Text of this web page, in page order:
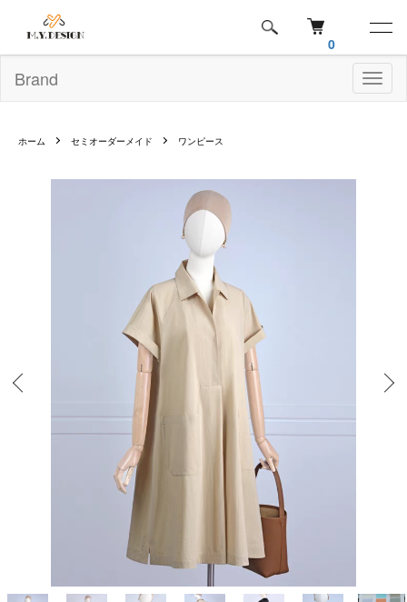
Brand
0
ホーム セミオーダーメイド ワンピース